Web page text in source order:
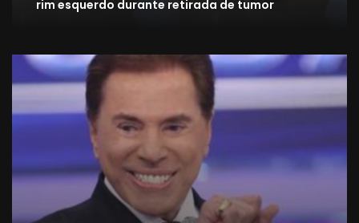
rim esquerdo durante retirada de tumor